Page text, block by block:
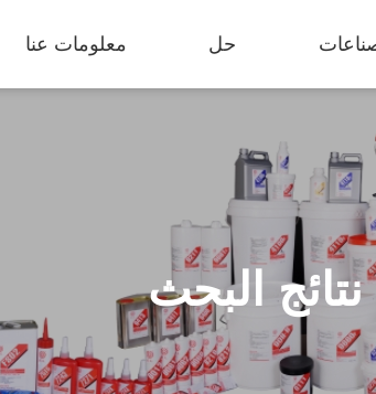
حل معلومات عنا
نتائج البحث